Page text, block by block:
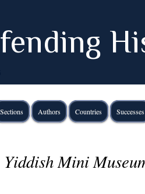
Sections Authors Countries Successes
Yiddish Mini